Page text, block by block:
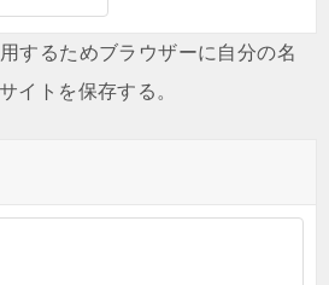
するためブラウザーに自分の名
イトを保存する。